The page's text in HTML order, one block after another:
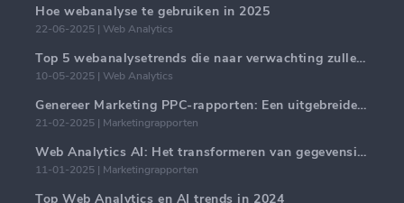
Hoe webanalyse te gebruiken in 2025
22-06-2025 | Web Analytics
Top 5 webanalysetrends die naar verwachting zullen domineren in 2025
10-05-2025 | Web Analytics
Genereer Marketing PPC-rapporten: Een uitgebreide handleiding
21-02-2025 | Marketingrapporten
Web Analytics AI: Het transformeren van gegevensinzichten met precisie
11-01-2025 | Marketingrapporten
Top Web Analytics en AI trends in 2024